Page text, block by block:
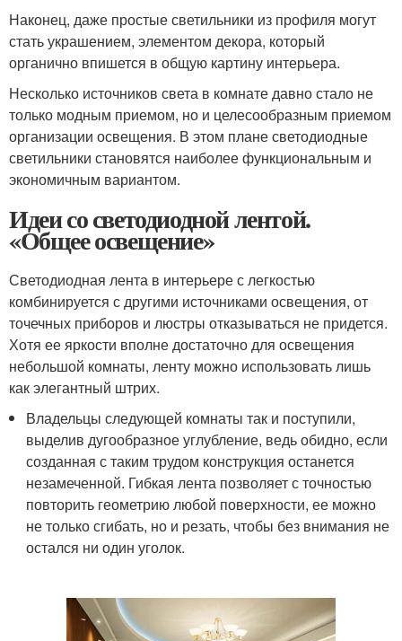
Наконец, даже простые светильники из профиля могут
стать украшением, элементом декора, который
органично впишется в общую картину интерьера.
Несколько источников света в комнате давно стало не
только модным приемом, но и целесообразным приемом
организации освещения. В этом плане светодиодные
светильники становятся наиболее функциональным и
экономичным вариантом.
Идеи со светодиодной лентой.
«Общее освещение»
Светодиодная лента в интерьере с легкостью
комбинируется с другими источниками освещения, от
точечных приборов и люстры отказываться не придется.
Хотя ее яркости вполне достаточно для освещения
небольшой комнаты, ленту можно использовать лишь
как элегантный штрих.
Владельцы следующей комнаты так и поступили,
выделив дугообразное углубление, ведь обидно, если
созданная с таким трудом конструкция останется
незамеченной. Гибкая лента позволяет с точностью
повторить геометрию любой поверхности, ее можно
не только сгибать, но и резать, чтобы без внимания не
остался ни один уголок.